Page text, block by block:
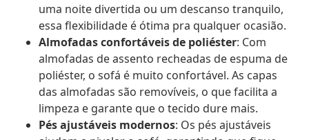
uma noite divertida ou um descanso tranquilo,
essa flexibilidade é ótima pra qualquer ocasião.
Almofadas confortáveis de poliéster: Com
almofadas de assento recheadas de espuma de
poliéster, o sofá é muito confortável. As capas
das almofadas são removíveis, o que facilita a
limpeza e garante que o tecido dure mais.
Pés ajustáveis modernos: Os pés ajustáveis